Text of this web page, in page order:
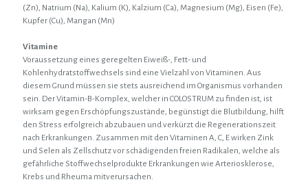
(Zn), Natrium (Na), Kalium (K), Kalzium (Ca), Magnesium (Mg), Eisen (Fe),
Kupfer (Cu), Mangan (Mn)
Vitamine
Voraussetzung eines geregelten Eiweiß-, Fett- und
Kohlenhydratstoffwechsels sind eine Vielzahl von Vitaminen. Aus
diesem Grund müssen sie stets ausreichend im Organismus vorhanden
sein. Der Vitamin-B-Komplex, welcher in COLOSTRUM zu finden ist, ist
wirksam gegen Erschöpfungszustände, begünstigt die Blutbildung, hilft
den Stress erfolgreich abzubauen und verkürzt die Regenerationszeit
nach Erkrankungen. Zusammen mit den Vitaminen A, C, E wirken Zink
und Selen als Zellschutz vor schädigenden freien Radikalen, welche als
gefährliche Stoffwechselprodukte Erkrankungen wie Arteriosklerose,
Krebs und Rheuma mitverursachen.